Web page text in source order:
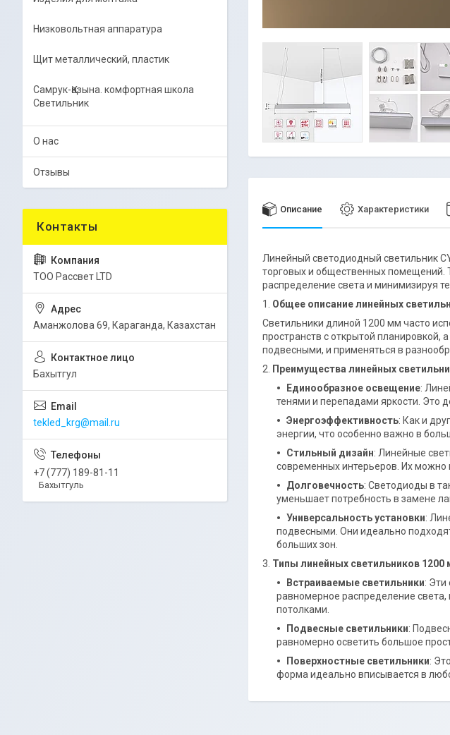
Описание Характеристики
Линейный светодиодный светильник
торговых и общественных помещений.
распределение света и минимизируя
1. Общее описание линейных
Светильники длиной 1200 мм часто
пространств с открытой планировкой,
подвесными, и применяться в
2.
Преимущества линейных
Единообразное освещение:
тенями и перепадами яркости. Это
Энергоэффективность: Как и
энергии, что особенно важно в
Стильный дизайн: Линейные
современных интерьеров. Их можно
Долговечность: Светодиоды в
уменьшает потребность в замене
Универсальность установки:
подвесными. Они идеально
больших зон.
3. Типы линейных светильников 1200
Встраиваемые светильники: Эти
равномерное распределение
потолками.
Подвесные светильники:
равномерно осветить большое
Поверхностные светильники:
форма идеально вписывается в
Низковольтная аппаратура
Щит металлический, пластик
Самрук-Қазына. комфортная школа
Светильник
О нас
Отзывы
ТОО Рассвет LTD
Аманжолова 69, Караганда, Казахстан
Бахытгул
tekled_krg@mail.ru
+7 (777) 189-81-11
Бахытгуль